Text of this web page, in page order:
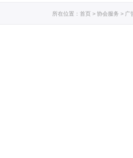
所在位置：首页 > 协会服务 > 广